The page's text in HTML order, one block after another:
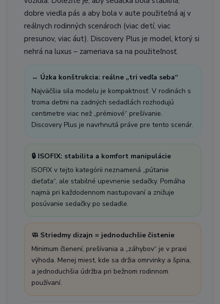
dobre viedla pás a aby bola v aute použiteľná aj v
reálnych rodinných scenároch (viac detí, viac
presunov, viac áut). Discovery Plus je model, ktorý si
nehrá na luxus – zameriava sa na použiteľnosť.
↔️ Úzka konštrukcia: reálne „tri vedľa seba“
Najväčšia sila modelu je kompaktnosť. V rodinách s
troma deťmi na zadných sedadlách rozhodujú
centimetre viac než „prémiové“ prešívanie.
Discovery Plus je navrhnutá práve pre tento scenár.
🔒 ISOFIX: stabilita a komfort manipulácie
ISOFIX v tejto kategórii neznamená „pútanie
dieťaťa“, ale stabilné upevnenie sedačky. Pomáha
najmä pri každodennom nastupovaní a znižuje
posúvanie sedačky po sedadle.
🧼 Striedmy dizajn = jednoduchšie čistenie
Minimum členení, prešívania a „záhybov“ je v praxi
výhoda. Menej miest, kde sa držia omrvinky a špina,
a jednoduchšia údržba pri bežnom rodinnom
používaní.